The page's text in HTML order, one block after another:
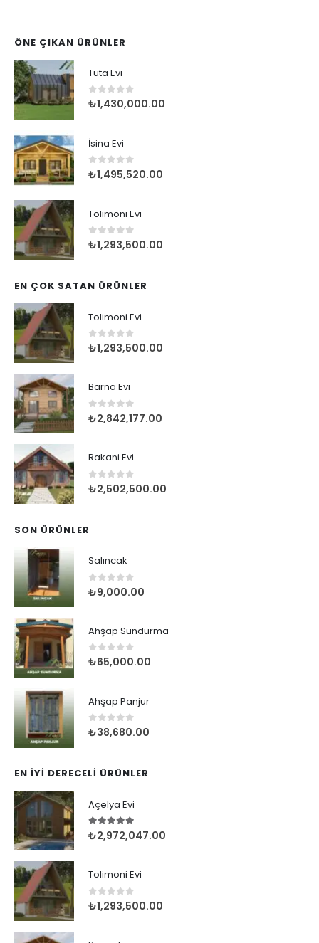
ÖNE ÇIKAN ÜRÜNLER
0 5 üzerinden
1,430,000.00
0 5 üzerinden
1,495,520.00
05 üzerinden
₺ 1,293,500.00
EN ÇOK SATAN ÜRÜNLER
05 üzerinden
₺ 1,293,500.00
05 üzerinden
₺ 2,842,177.00
05 üzerinden
₺ 2,502,500.00
05 üzerinden
₺ 9,000.00
Ahşap Sundurma
0 5 üzerinden
65,000.00
Ahşap Panjur
05 üzerinden
₺ 38,680.00
Açelya Evi
5.005 üzerinden
₺ 2,972,047.00
05 üzerinden
₺ 1,293,500.00